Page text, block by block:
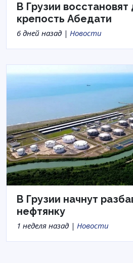
В Грузии
крепость Абедати
6 дней назад | Новости
В Грузии начнут
нефтянку
1 неделя назад | Новости